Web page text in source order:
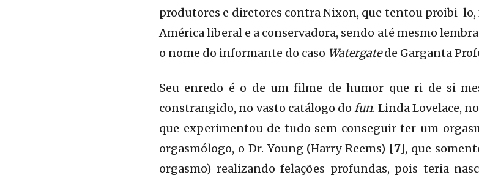
produtores e diretores contra Nixon, que tentou proibi-
América liberal e a conservadora, sendo até mesmo
o nome do informante do caso Watergatede Garganta
Seu enredo é o de um filme de humor que ri de si
constrangido, no vasto catálogo dofun. Linda Lovelace,
que experimentou de tudo sem conseguir ter um
orgasmólogo, o Dr. Young (Harry Reems) [7], que
orgasmo) realizando felações profundas, pois teria